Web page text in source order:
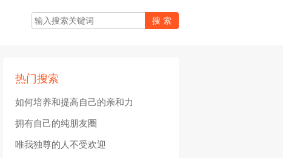
热门搜索
如何培养和提高自己的亲和力
拥有自己的纯朋友圈
唯我独尊的人不受欢迎